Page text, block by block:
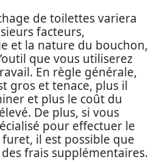
de toilettes variera
facteurs,
et la nature du bouchon,
que vous utiliserez
En règle générale,
gros et tenace, plus il
et plus le coût du
De plus, si vous
pour effectuer le
il est possible que
frais supplémentaires.